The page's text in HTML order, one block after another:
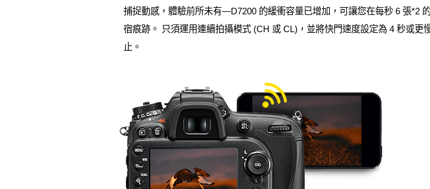
捕捉動感，體驗前所未有—D7200 的緩衝容量已增加，可讓您在每秒 6 張*2
宿痕跡。 只須運用連續拍攝模式 (CH 或 CL)，並將快門速度設定為 4 秒或
止。